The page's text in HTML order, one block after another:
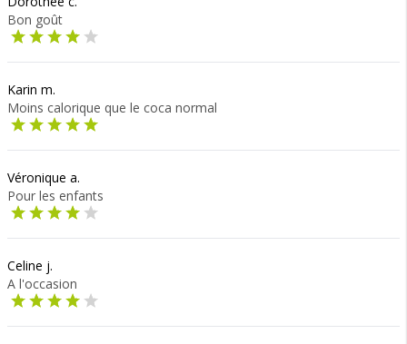
Bon goût
Karin m.
Moins calorique que le coca normal
Véronique a.
Pour les enfants
Celine j.
A l'occasion